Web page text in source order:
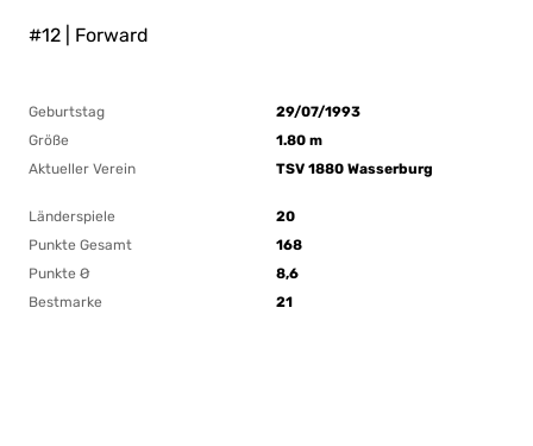
#12 | Forward
Geburtstag
29/07/1993
Größe
1.80 m
Aktueller Verein
TSV 1880 Wasserburg
Länderspiele
20
Punkte Gesamt
168
Punkte Ø
8,6
Bestmarke
21